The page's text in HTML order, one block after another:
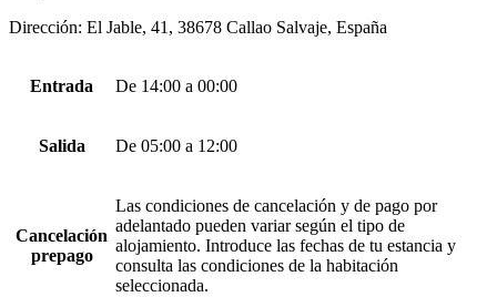
Dirección: El Jable, 41, 38678 Callao Salvaje, España
Entrada De 14:00 a 00:00
Salida De 05:00 a 12:00
Cancelación
prepago
Las condiciones de cancelación y de pago por
adelantado pueden variar según el tipo de
alojamiento. Introduce las fechas de tu estancia y
consulta las condiciones de la habitación
seleccionada.